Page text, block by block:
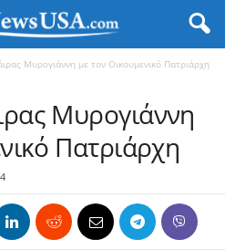
Μυρογιάννη με τον Οικουμενικό Πατριάρχη
Μυρογιάννη
Πατριάρχη